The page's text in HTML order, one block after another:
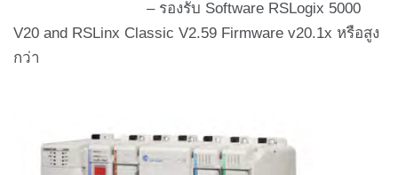
– รองรับ Software RSLogix 5000
V20 and RSLinx Classic V2.59 Firmware v20.1x หรือสูง
กว่า